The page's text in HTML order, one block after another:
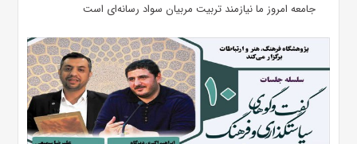
جامعه امروز ما نیازمند تربیت مربیان سواد رسانه‌ای است